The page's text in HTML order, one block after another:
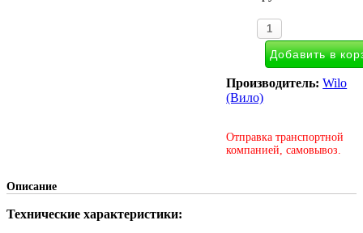
Производитель:Wilo
(Вило)
Отправка транспортной
компанией, самовывоз.
Описание
Технические характеристики: